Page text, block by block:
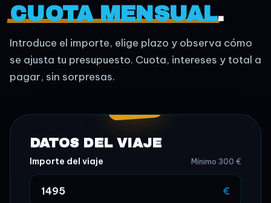
CUOTA MENSUAL.
Introduce el importe, elige plazo y observa cómo
se ajusta tu presupuesto. Cuota, intereses y total a
pagar, sin sorpresas.
DATOS DEL VIAJE
Importe del viaje Mínimo 300 €
€